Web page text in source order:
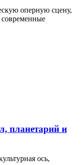
оперную сцену,
планетарий и
ось,